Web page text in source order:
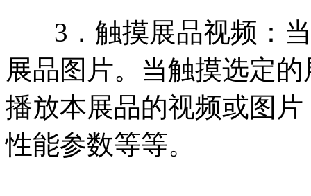
3．触摸展品视频：当
展品图片。当触摸选定
播放本展品的视频或图
性能参数等等。